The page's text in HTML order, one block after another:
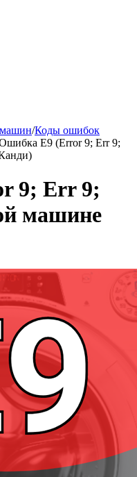
/Коды ошибок
E9 (Error 9; Err 9;
9; Err 9;
машине